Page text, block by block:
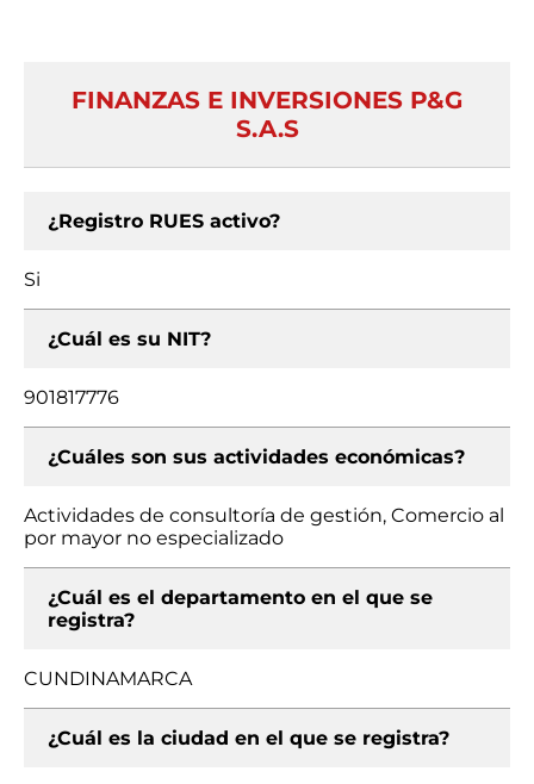
FINANZAS E INVERSIONES P&G
S.A.S
¿Registro RUES activo?
Si
¿Cuál es su NIT?
901817776
¿Cuáles son sus actividades económicas?
Actividades de consultoría de gestión, Comercio al
por mayor no especializado
¿Cuál es el departamento en el que se
registra?
CUNDINAMARCA
¿Cuál es la ciudad en el que se registra?